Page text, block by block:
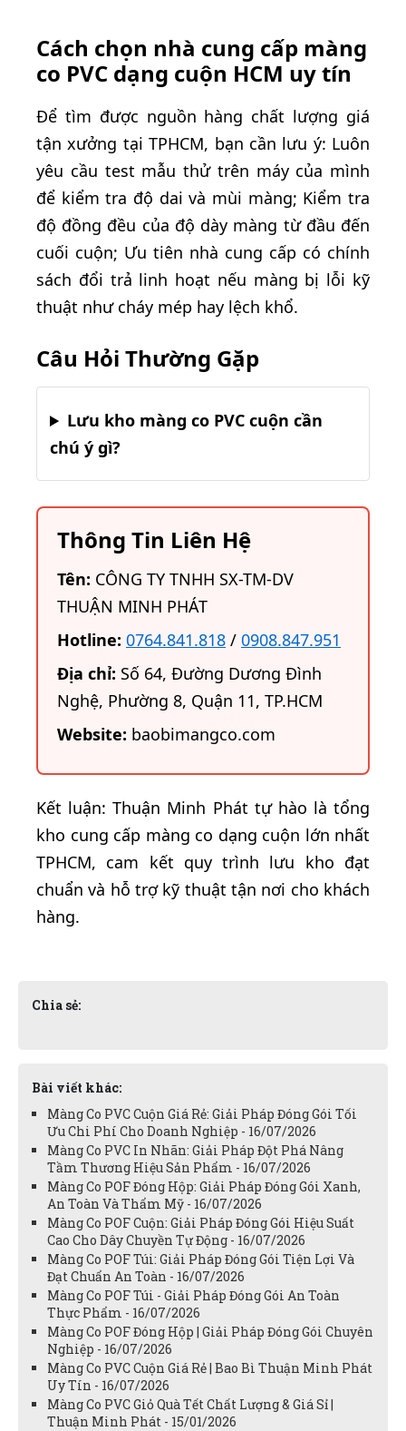
Cách chọn nhà cung cấp màng
co PVC dạng cuộn HCM uy tín
Để tìm được nguồn hàng chất lượng giá
tận xưởng tại TPHCM, bạn cần lưu ý: Luôn
yêu cầu test mẫu thử trên máy của mình
để kiểm tra độ dai và mùi màng; Kiểm tra
độ đồng đều của độ dày màng từ đầu đến
cuối cuộn; Ưu tiên nhà cung cấp có chính
sách đổi trả linh hoạt nếu màng bị lỗi kỹ
thuật như cháy mép hay lệch khổ.
Câu Hỏi Thường Gặp
Lưu kho màng co PVC cuộn cần
chú ý gì?
Thông Tin Liên Hệ
Tên: CÔNG TY TNHH SX-TM-DV
THUẬN MINH PHÁT
Hotline: 0764.841.818 / 0908.847.951
Địa chỉ: Số 64, Đường Dương Đình
Nghệ, Phường 8, Quận 11, TP.HCM
Website: baobimangco.com
Kết luận: Thuận Minh Phát tự hào là tổng
kho cung cấp màng co dạng cuộn lớn nhất
TPHCM, cam kết quy trình lưu kho đạt
chuẩn và hỗ trợ kỹ thuật tận nơi cho khách
hàng.
Chia sẻ:
Bài viết khác:
Màng Co PVC Cuộn Giá Rẻ: Giải Pháp Đóng Gói Tối
Ưu Chi Phí Cho Doanh Nghiệp - 16/07/2026
Màng Co PVC In Nhãn: Giải Pháp Đột Phá Nâng
Tầm Thương Hiệu Sản Phẩm - 16/07/2026
Màng Co POF Đóng Hộp: Giải Pháp Đóng Gói Xanh,
An Toàn Và Thẩm Mỹ - 16/07/2026
Màng Co POF Cuộn: Giải Pháp Đóng Gói Hiệu Suất
Cao Cho Dây Chuyền Tự Động - 16/07/2026
Màng Co POF Túi: Giải Pháp Đóng Gói Tiện Lợi Và
Đạt Chuẩn An Toàn - 16/07/2026
Màng Co POF Túi - Giải Pháp Đóng Gói An Toàn
Thực Phẩm - 16/07/2026
Màng Co POF Đóng Hộp | Giải Pháp Đóng Gói Chuyên
Nghiệp - 16/07/2026
Màng Co PVC Cuộn Giá Rẻ | Bao Bì Thuận Minh Phát
Uy Tín - 16/07/2026
Màng Co PVC Giỏ Quà Tết Chất Lượng & Giá Sỉ |
Thuận Minh Phát - 15/01/2026